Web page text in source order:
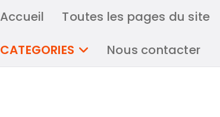
Accueil Toutes les pages du site
CATEGORIES
Nous contacter